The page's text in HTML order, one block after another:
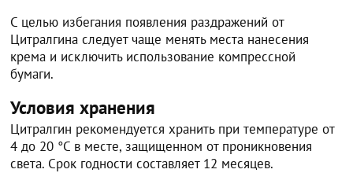
С целью избегания появления раздражений от
Цитралгина следует чаще менять места нанесения
крема и исключить использование компрессной
бумаги.
Условия хранения
Цитралгин рекомендуется хранить при температуре от
4 до 20 °C в месте, защищенном от проникновения
света. Срок годности составляет 12 месяцев.